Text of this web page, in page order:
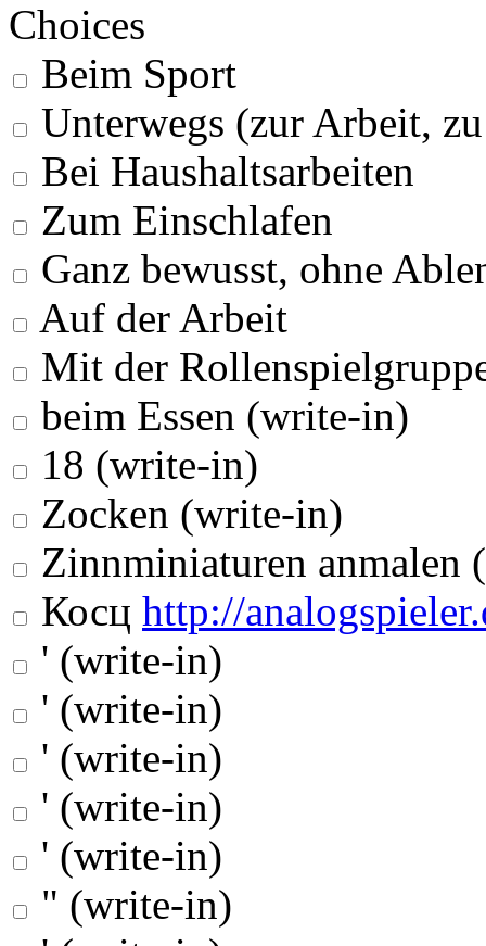
Choices
Beim Sport
Unterwegs (zur Arbeit,
Bei Haushaltsarbeiten
Zum Einschlafen
Ganz bewusst, ohne
Auf der Arbeit
Mit der
beim Essen (write-in)
18 (write-in)
Zocken (write-in)
Zinnminiaturen anmalen
Косц http://
' (write-in)
' (write-in)
' (write-in)
' (write-in)
' (write-in)
" (write-in)